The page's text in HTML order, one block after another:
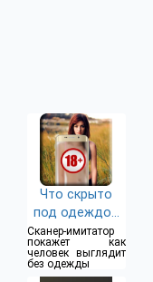
Что скрыто
под одеждой
(18+)
Сканер-имитатор
покажет как
человек выглядит
без одежды